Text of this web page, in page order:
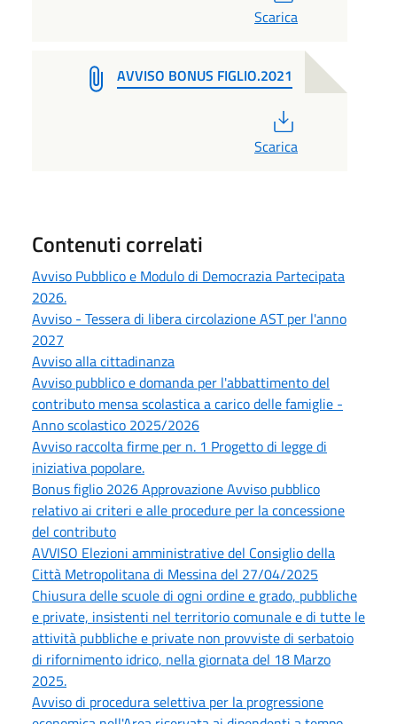
Scarica
AVVISO BONUS FIGLIO.2021
Scarica
Contenuti correlati
Avviso Pubblico e Modulo di Democrazia Partecipata
2026.
Avviso - Tessera di libera circolazione AST per l'anno
2027
Avviso alla cittadinanza
Avviso pubblico e domanda per l'abbattimento del
contributo mensa scolastica a carico delle famiglie -
Anno scolastico 2025/2026
Avviso raccolta firme per n. 1 Progetto di legge di
iniziativa popolare.
Bonus figlio 2026 Approvazione Avviso pubblico
relativo ai criteri e alle procedure per la concessione
del contributo
AVVISO Elezioni amministrative del Consiglio della
Città Metropolitana di Messina del 27/04/2025
Chiusura delle scuole di ogni ordine e grado, pubbliche
e private, insistenti nel territorio comunale e di tutte le
attività pubbliche e private non provviste di serbatoio
di rifornimento idrico, nella giornata del 18 Marzo
2025.
Avviso di procedura selettiva per la progressione